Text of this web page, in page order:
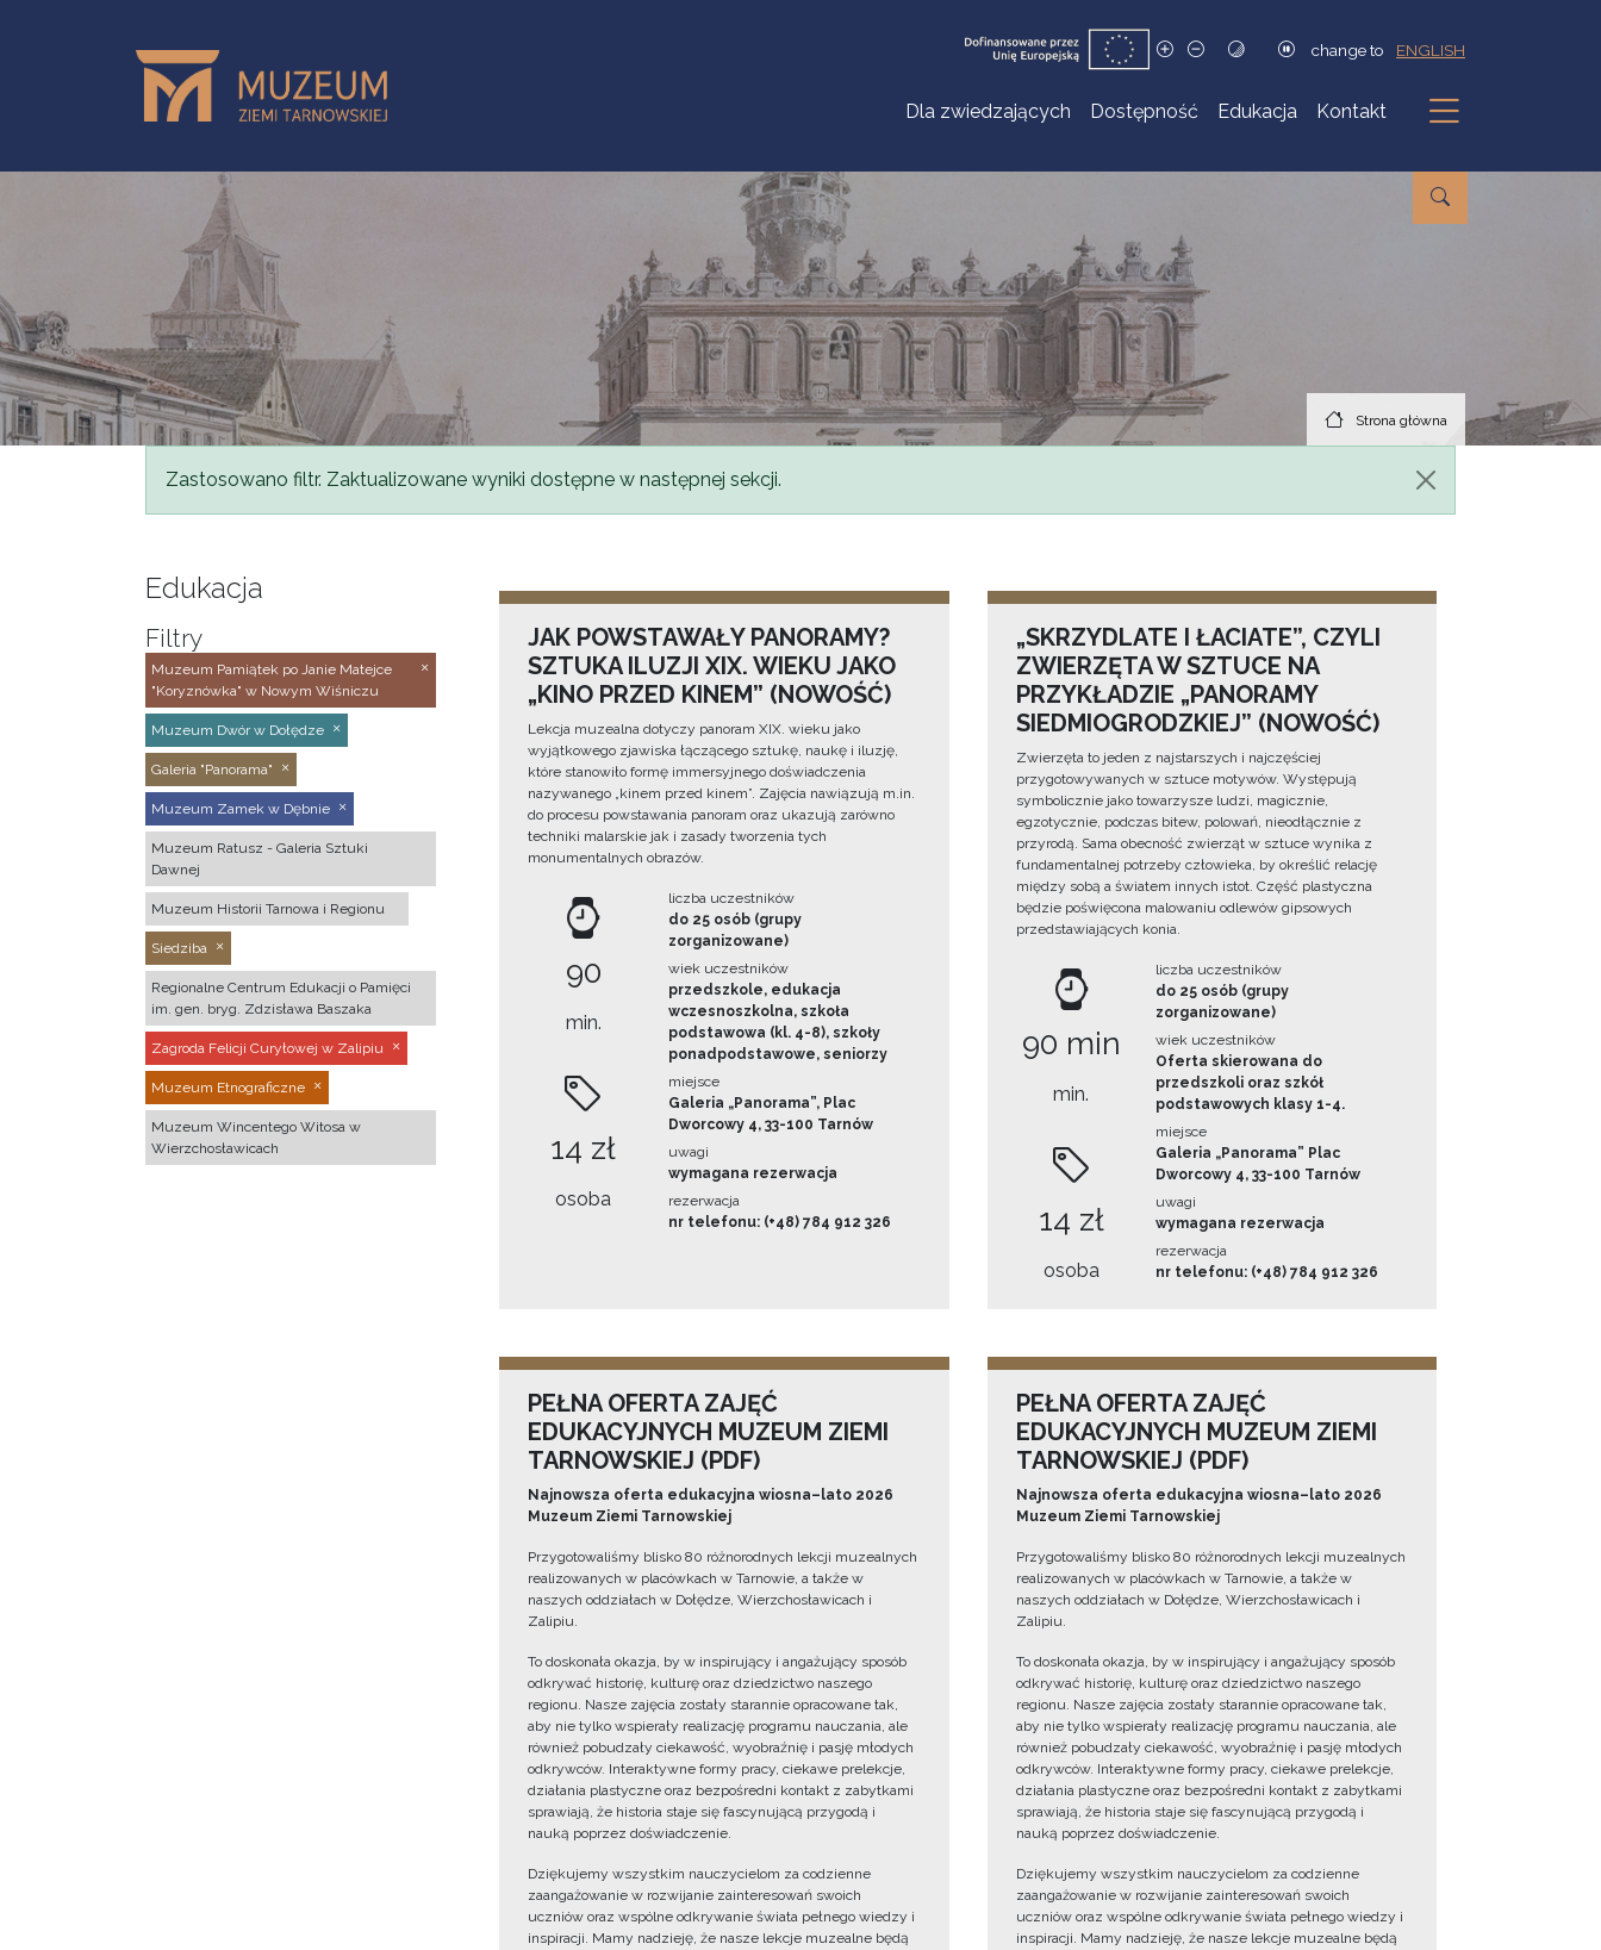
change to ENGLISH
Dla zwiedzających Dostępność Edukacja Kontakt
Podmenu
Strona główna
Komunikat
Zastosowano filtr. Zaktualizowane wyniki dostępne w następnej sekcji.
Edukacja
Filtry
Muzeum Pamiątek po Janie Matejce
"Koryznówka" w Nowym Wiśniczu
Muzeum Dwór w Dołędze
Galeria "Panorama"
Muzeum Zamek w Dębnie
Muzeum Ratusz - Galeria Sztuki
Dawnej
Muzeum Historii Tarnowa i Regionu
Siedziba
Regionalne Centrum Edukacji o Pamięci
im. gen. bryg. Zdzisława Baszaka
Zagroda Felicji Curyłowej w Zalipiu
Muzeum Etnograficzne
Muzeum Wincentego Witosa w
Wierzchosławicach
JAK POWSTAWAŁY PANORAMY?
SZTUKA ILUZJI XIX. WIEKU JAKO
„KINO PRZED KINEM” (NOWOŚĆ)
Lekcja muzealna dotyczy panoram XIX. wieku jako
wyjątkowego zjawiska łączącego sztukę, naukę i iluzję,
które stanowiło formę immersyjnego doświadczenia
nazywanego „kinem przed kinem”. Zajęcia nawiązują m.in.
do procesu powstawania panoram oraz ukazują zarówno
techniki malarskie jak i zasady tworzenia tych
monumentalnych obrazów.
90
min.
14 zł
osoba
liczba uczestników
do 25 osób (grupy
zorganizowane)
wiek uczestników
przedszkole, edukacja
wczesnoszkolna, szkoła
podstawowa (kl. 4-8), szkoły
ponadpodstawowe, seniorzy
miejsce
Galeria „Panorama”, Plac
Dworcowy 4, 33-100 Tarnów
uwagi
wymagana rezerwacja
rezerwacja
nr telefonu: (+48) 784 912 326
„SKRZYDLATE I ŁACIATE”, CZYLI
ZWIERZĘTA W SZTUCE NA
PRZYKŁADZIE „PANORAMY
SIEDMIOGRODZKIEJ” (NOWOŚĆ)
Zwierzęta to jeden z najstarszych i najczęściej
przygotowywanych w sztuce motywów. Występują
symbolicznie jako towarzysze ludzi, magicznie,
egzotycznie, podczas bitew, polowań, nieodłącznie z
przyrodą. Sama obecność zwierząt w sztuce wynika z
fundamentalnej potrzeby człowieka, by określić relację
między sobą a światem innych istot. Część plastyczna
będzie poświęcona malowaniu odlewów gipsowych
przedstawiających konia.
90 min
min.
14 zł
osoba
liczba uczestników
do 25 osób (grupy
zorganizowane)
wiek uczestników
Oferta skierowana do
przedszkoli oraz szkół
podstawowych klasy 1-4.
miejsce
Galeria „Panorama” Plac
Dworcowy 4, 33-100 Tarnów
uwagi
wymagana rezerwacja
rezerwacja
nr telefonu: (+48) 784 912 326
PEŁNA OFERTA ZAJĘĆ
EDUKACYJNYCH MUZEUM ZIEMI
TARNOWSKIEJ (PDF)
Najnowsza oferta edukacyjna wiosna–lato 2026
Muzeum Ziemi Tarnowskiej
Przygotowaliśmy blisko 80 różnorodnych lekcji muzealnych
realizowanych w placówkach w Tarnowie, a także w
naszych oddziałach w Dołędze, Wierzchosławicach i
Zalipiu.
To doskonała okazja, by w inspirujący i angażujący sposób
odkrywać historię, kulturę oraz dziedzictwo naszego
regionu. Nasze zajęcia zostały starannie opracowane tak,
aby nie tylko wspierały realizację programu nauczania, ale
również pobudzały ciekawość, wyobraźnię i pasję młodych
odkrywców. Interaktywne formy pracy, ciekawe prelekcje,
działania plastyczne oraz bezpośredni kontakt z zabytkami
sprawiają, że historia staje się fascynującą przygodą i
nauką poprzez doświadczenie.
Dziękujemy wszystkim nauczycielom za codzienne
zaangażowanie w rozwijanie zainteresowań swoich
uczniów oraz wspólne odkrywanie świata pełnego wiedzy i
inspiracji. Mamy nadzieję, że nasze lekcje muzealne będą
PEŁNA OFERTA ZAJĘĆ
EDUKACYJNYCH MUZEUM ZIEMI
TARNOWSKIEJ (PDF)
Najnowsza oferta edukacyjna wiosna–lato 2026
Muzeum Ziemi Tarnowskiej
Przygotowaliśmy blisko 80 różnorodnych lekcji muzealnych
realizowanych w placówkach w Tarnowie, a także w
naszych oddziałach w Dołędze, Wierzchosławicach i
Zalipiu.
To doskonała okazja, by w inspirujący i angażujący sposób
odkrywać historię, kulturę oraz dziedzictwo naszego
regionu. Nasze zajęcia zostały starannie opracowane tak,
aby nie tylko wspierały realizację programu nauczania, ale
również pobudzały ciekawość, wyobraźnię i pasję młodych
odkrywców. Interaktywne formy pracy, ciekawe prelekcje,
działania plastyczne oraz bezpośredni kontakt z zabytkami
sprawiają, że historia staje się fascynującą przygodą i
nauką poprzez doświadczenie.
Dziękujemy wszystkim nauczycielom za codzienne
zaangażowanie w rozwijanie zainteresowań swoich
uczniów oraz wspólne odkrywanie świata pełnego wiedzy i
inspiracji. Mamy nadzieję, że nasze lekcje muzealne będą